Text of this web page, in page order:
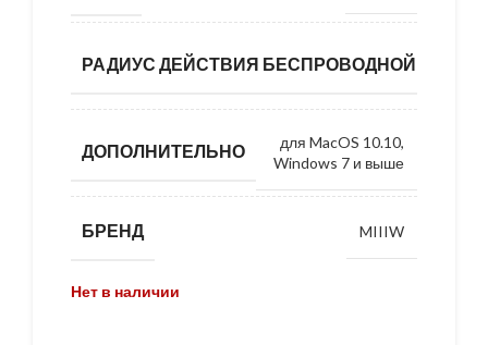
РАДИУС ДЕЙСТВИЯ БЕСПРОВОДНОЙ МЫШИ
ДОПОЛНИТЕЛЬНО
для MacOS 10.10,
Windows 7 и выше
БРЕНД MIIIW
Нет в наличии